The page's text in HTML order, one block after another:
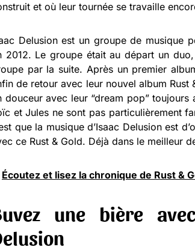
et où leur tournée se travaille
Delusion est un groupe de musique
2012. Le groupe était au départ un
par la suite. Après un premier
de retour avec leur nouvel album Rust
douceur avec leur “dream pop”
et Jules ne sont pas particulièrement
que la musique d’Isaac Delusion est
ce Rust & Gold. Déjà dans le meilleur
Écoutez et lisez la chronique de Rust &
une bière